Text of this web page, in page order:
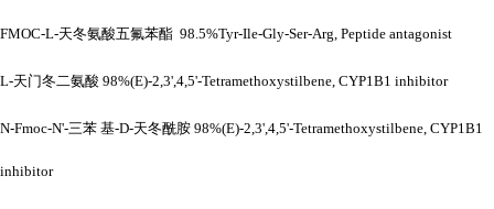
FMOC-L-天冬氨酸五氟苯酯 98.5%Tyr-Ile-Gly-Ser-Arg, Peptide antagonist
L-天门冬二氨酸 98%(E)-2,3',4,5'-Tetramethoxystilbene, CYP1B1 inhibitor
N-Fmoc-N'-三苯 基-D-天冬酰胺 98%(E)-2,3',4,5'-Tetramethoxystilbene, CYP1B1
inhibitor